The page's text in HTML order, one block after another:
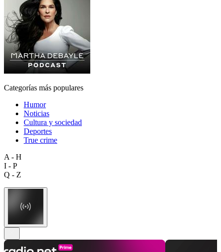
Categorías más populares
Humor
Noticias
Cultura y sociedad
Deportes
True crime
A - H
I - P
Q - Z